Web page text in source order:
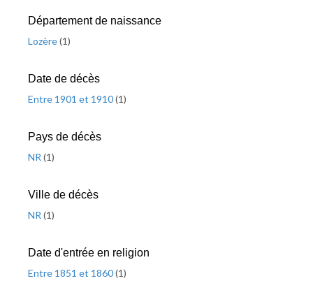
Département de naissance
Lozère(1)
Date de décès
Entre 1901 et 1910(1)
Pays de décès
NR (1)
Ville de décès
NR (1)
Date d'entrée en religion
Entre 1851 et 1860(1)